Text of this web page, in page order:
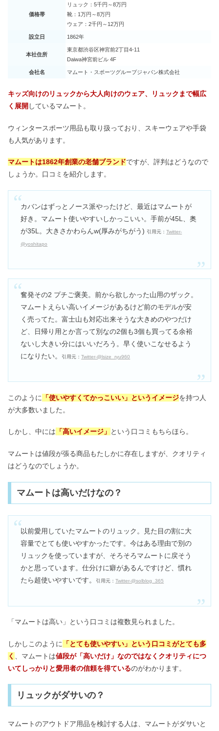
毎日キウイを食べていたら？食べ過ぎ
の結果｜賞味期限は？
美肌注射プレミアムは効果なし？危険
性・失敗の口コミ＆持続期間も
レモンバームは植えてはいけない？育
価格帯
リュック：5千円～8万円
靴：1万円～8万円
ウェア：2千円～12万円
設立日 1862年
本社住所
東京都渋谷区神宮前2丁目4-11
Daiwa神宮前ビル 4F
会社名 マムート・スポーツグループジャパン株式会社
キッズ向けのリュックから大人向けのウェア、リュックまで幅広
く展開 しているマムート。
ウィンタースポーツ用品も取り扱っており、スキーウェアや手袋
も人気があります。
マムートは1862年創業の老舗ブランドですが、評判はどうなので
しょうか。口コミを紹介します。
カバンはずっとノース派やったけど、最近はマムートが
好き。マムート使いやすいしかっこいい。手前が45L、奥
が35L。大きさかわらんw(厚みがちがう) 引用元：Twitter-
@yoshitapo
奮発その2 プチご褒美。前から欲しかった山用のザック。
マムートえらい高いイメージがあるけど前のモデルが安
く売ってた。富士山も対応出来そうな大きめのやつだけ
ど、日帰り用とか言って別なの2個も3個も買ってる余裕
ないし大きい分にはいいだろう。早く使いこなせるよう
になりたい。
引用元：Twitter-@lsize_ryu960
このように 「使いやすくてかっこいい」というイメージを持つ人
が大多数いました。
しかし、中には 「高いイメージ」 という口コミもちらほら。
マムートは値段が張る商品もたしかに存在しますが、クオリティ
はどうなのでしょうか。
マムートは高いだけなの？
以前愛用していたマムートのリュック。見た目の割に大
容量でとても使いやすかったです。今はある理由で別の
リュックを使っていますが、そろそろマムートに戻そう
かと思っています。仕分けに癖があるんですけど、慣れ
たら超使いやすいです。
引用元：Twitter-@solblog_365
「マムートは高い」という口コミは複数見られました。
しかしこのように
「とても使いやすい」という口コミがとても多
く
、マムートは値段が「高いだけ」なのではなくクオリティにつ
いてしっかりと愛用者の信頼を得ているのがわかります。
リュックがダサいの？
マムートのアウトドア用品を検討する人は、マムートがダサいと